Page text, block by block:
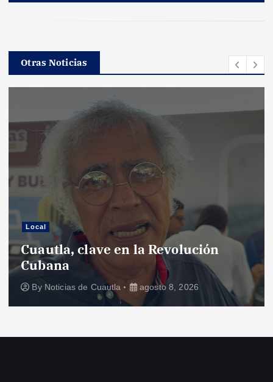
Otras Noticias
Local
Cuautla, clave en la Revolución
Cubana
By Noticias de Cuautla agosto 8, 2026